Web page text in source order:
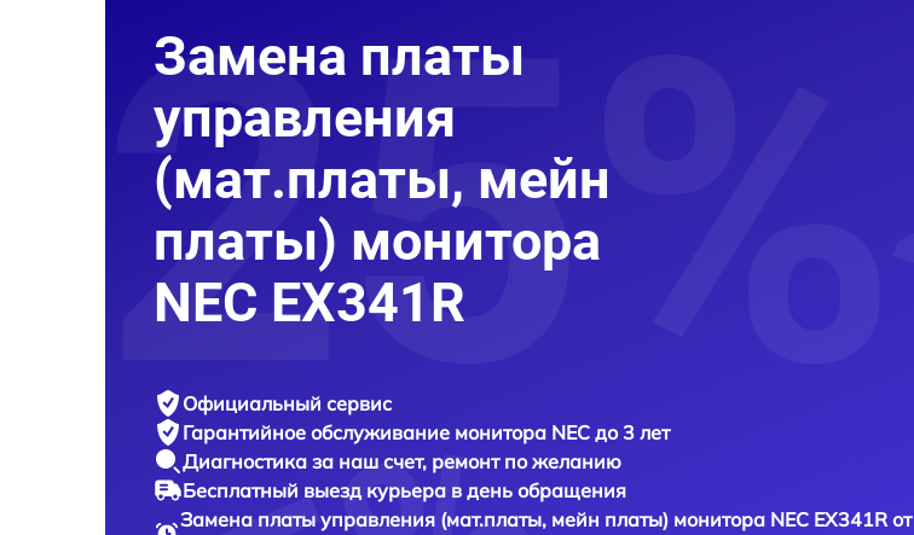
Замена платы
управления
(мат.платы, мейн
платы) монитора
NEC EX341R
Официальный сервис
Гарантийное обслуживание монитора NEC до 3 лет
Диагностика за наш счет, ремонт по желанию
Бесплатный выезд курьера в день обращения
Замена платы управления (мат.платы, мейн платы) монитора NEC EX341R от